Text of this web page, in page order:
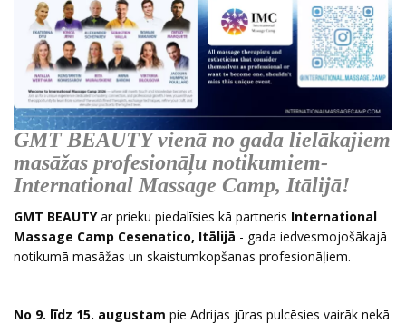
GMT BEAUTY vienā no gada lielākajiem
masāžas profesionāļu notikumiem-
International Massage Camp, Itālijā!
GMT BEAUTYar prieku piedalīsies kā partneris International
Massage Camp Cesenatico, Itālijā - gada iedvesmojošākajā
notikumā masāžas un skaistumkopšanas profesionāļiem.
No 9. līdz 15. augustam pie Adrijas jūras pulcēsies vairāk nekā